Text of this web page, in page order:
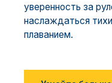
уверенность за
наслаждаться
плаванием.